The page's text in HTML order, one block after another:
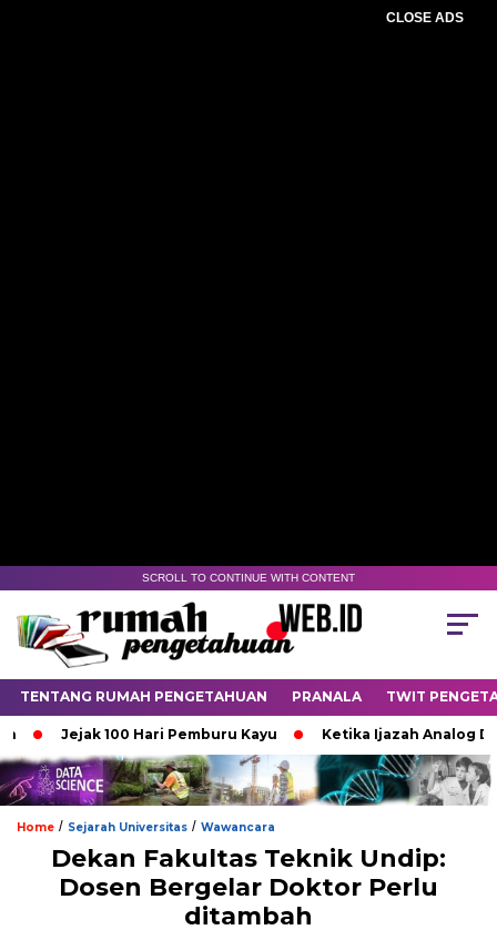
CLOSE ADS
SCROLL TO CONTINUE WITH CONTENT
TENTANG RUMAH PENGETAHUAN PRANALA TWIT
Jejak 100 Hari Pemburu Kayu Ketika Ijazah Analog
Home / Sejarah Universitas / Wawancara
Dekan Fakultas Teknik Undip:
Dosen Bergelar Doktor Perlu
ditambah